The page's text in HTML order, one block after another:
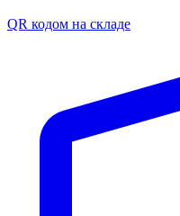
QR кодом на складе